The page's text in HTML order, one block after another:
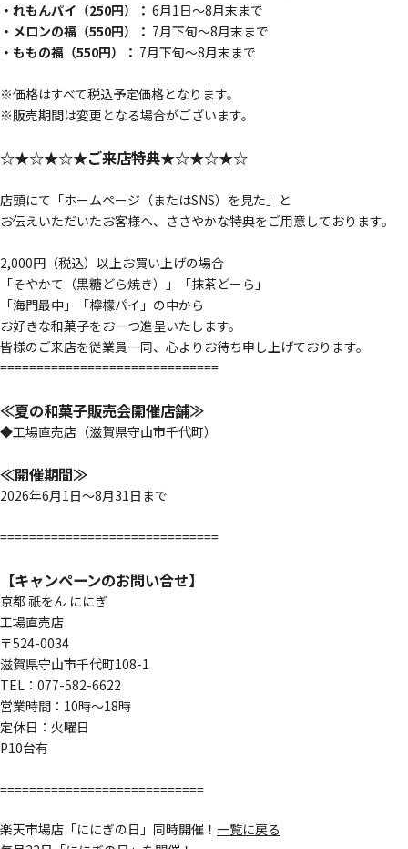
・れもんパイ（250円）： 6月1日〜8月末まで
・メロンの福（550円）： 7月下旬〜8月末まで
・ ももの福（550円）： 7月下旬〜8月末まで
※価格はすべて税込予定価格となります。
※販売期間は変更となる場合がございます。
☆★☆★☆★ご来店特典★☆★☆★☆
店頭にて「ホームページ（またはSNS）を見た」と
お伝えいただいたお客様へ、ささやかな特典をご用意しております。
2,000円（税込）以上お買い上げの場合
「そやかて（黒糖どら焼き）」「抹茶どーら」
「海門最中」「檸檬パイ」の中から
お好きな和菓子をお一つ進呈いたします。
皆様のご来店を従業員一同、心よりお待ち申し上げております。
==============================
≪夏の和菓子販売会開催店舗≫
◆工場直売店（滋賀県守山市千代町）
≪開催期間≫
2026年6月1日～8月31日まで
==============================
【キャンペーンのお問い合せ】
京都 祇をん ににぎ
工場直売店
〒524-0034
滋賀県守山市千代町108-1
TEL：077-582-6622
営業時間：10時〜18時
定休日：火曜日
P10台有
============================
楽天市場店「ににぎの日」同時開催！ 一覧に戻る